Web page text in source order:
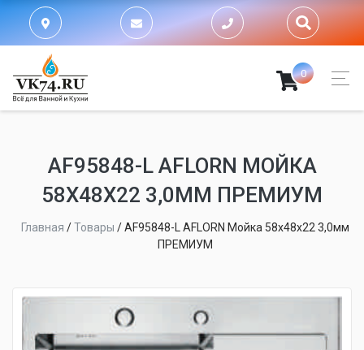
0
AF95848-L AFLORN МОЙКА
58Х48Х22 3,0ММ ПРЕМИУМ
Главная /Товары /AF95848-L AFLORN Мойка 58х48х22 3,0мм
ПРЕМИУМ